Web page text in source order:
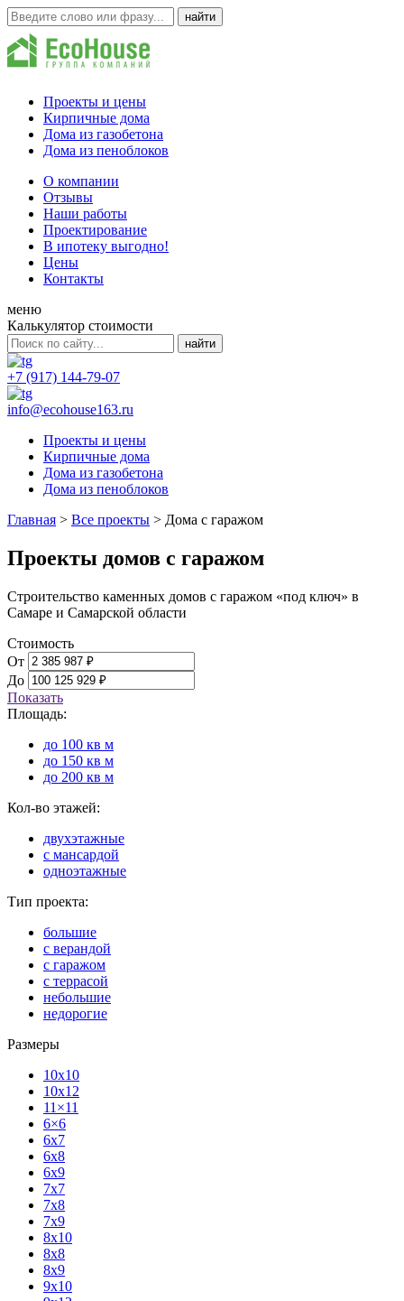
Проекты и цены
Кирпичные дома
Дома из газобетона
Дома из пеноблоков
О компании
Отзывы
Наши работы
Проектирование
В ипотеку выгодно!
Цены
Контакты
меню
Калькулятор стоимости
+7 (917) 144-79-07
info@ecohouse163.ru
Проекты и цены
Кирпичные дома
Дома из газобетона
Дома из пеноблоков
Главная > Все проекты > Дома с гаражом
Проекты домов с гаражом
Строительство каменных домов с гаражом «под ключ» в
Самаре и Самарской области
Стоимость
От
До
Показать
Площадь:
до 100 кв м
до 150 кв м
до 200 кв м
Кол-во этажей:
двухэтажные
с мансардой
одноэтажные
Тип проекта:
большие
с верандой
с гаражом
с террасой
небольшие
недорогие
Размеры
10x10
10x12
11×11
6×6
6x7
6x8
6x9
7x7
7x8
7x9
8x10
8x8
8x9
9x10